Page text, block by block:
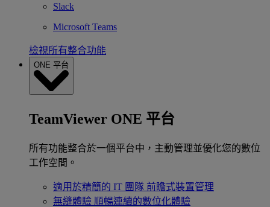
Slack
Microsoft Teams
檢視所有整合功能
ONE 平台
TeamViewer ONE 平台
所有功能整合於一個平台中，主動管理並優化您的數位
工作空間。
適用於精簡的 IT 團隊 前瞻式裝置管理
無縫體驗 順暢連續的數位化體驗